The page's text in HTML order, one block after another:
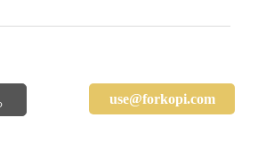
use@forkopi.com